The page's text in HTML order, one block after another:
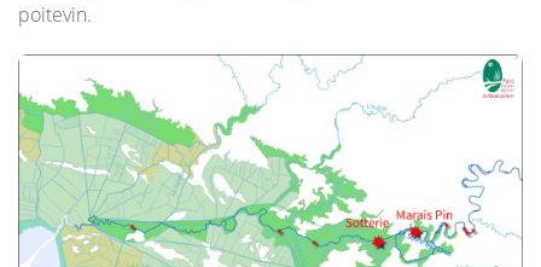
poitevin.